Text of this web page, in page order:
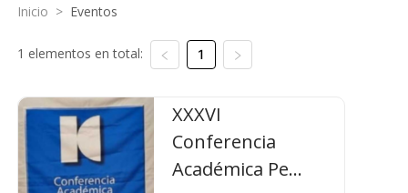
Inicio > Eventos
1 elementos en total: 1
XXXVI
Conferencia
Académica Pe...